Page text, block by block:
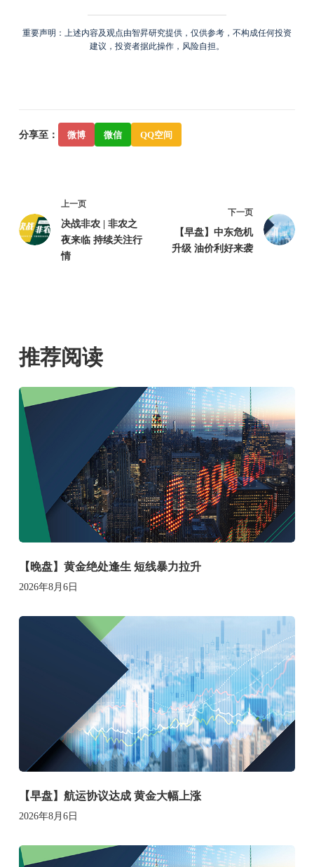
重要声明：上述内容及观点由智昇研究提供，仅供参考，不构成任何投资
建议，投资者据此操作，风险自担。
分享至： 微博 微信 QQ空间
上一页
决战非农 | 非农之
夜来临 持续关注行
情
下一页
【早盘】中东危机
升级 油价利好来袭
推荐阅读
【晚盘】黄金绝处逢生 短线暴力拉升
2026年8月6日
【早盘】航运协议达成 黄金大幅上涨
2026年8月6日